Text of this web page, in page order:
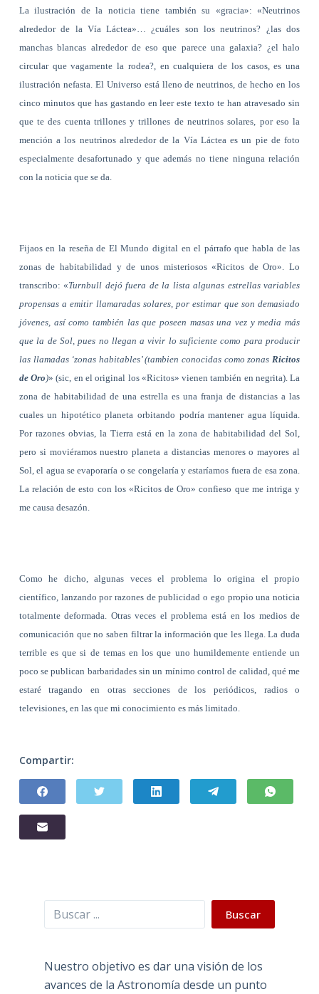
La ilustración de la noticia tiene también su «gracia»: «Neutrinos
alrededor de la Vía Láctea»… ¿cuáles son los neutrinos? ¿las dos
manchas blancas alrededor de eso que parece una galaxia? ¿el halo
circular que vagamente la rodea?, en cualquiera de los casos, es una
ilustración nefasta. El Universo está lleno de neutrinos, de hecho en los
cinco minutos que has gastando en leer este texto te han atravesado sin
que te des cuenta trillones y trillones de neutrinos solares, por eso la
mención a los neutrinos alrededor de la Vía Láctea es un pie de foto
especialmente desafortunado y que además no tiene ninguna relación
con la noticia que se da.
Fijaos en la reseña de El Mundo digital en el párrafo que habla de las
zonas de habitabilidad y de unos misteriosos «Ricitos de Oro». Lo
transcribo: «Turnbull dejó fuera de la lista algunas estrellas variables
propensas a emitir llamaradas solares, por estimar que son demasiado
jóvenes, así como también las que poseen masas una vez y media más
que la de Sol, pues no llegan a vivir lo suficiente como para producir
las llamadas ‘zonas habitables’ (tambien conocidas como zonas Ricitos
de Oro)» (sic, en el original los «Ricitos» vienen también en negrita). La
zona de habitabilidad de una estrella es una franja de distancias a las
cuales un hipotético planeta orbitando podría mantener agua líquida.
Por razones obvias, la Tierra está en la zona de habitabilidad del Sol,
pero si moviéramos nuestro planeta a distancias menores o mayores al
Sol, el agua se evaporaría o se congelaría y estaríamos fuera de esa zona.
La relación de esto con los «Ricitos de Oro» confieso que me intriga y
me causa desazón.
Como he dicho, algunas veces el problema lo origina el propio
científico, lanzando por razones de publicidad o ego propio una noticia
totalmente deformada. Otras veces el problema está en los medios de
comunicación que no saben filtrar la información que les llega. La duda
terrible es que si de temas en los que uno humildemente entiende un
poco se publican barbaridades sin un mínimo control de calidad, qué me
estaré tragando en otras secciones de los periódicos, radios o
televisiones, en las que mi conocimiento es más limitado.
Compartir:
Buscar Buscar
Nuestro objetivo es dar una visión de los
avances de la Astronomía desde un punto